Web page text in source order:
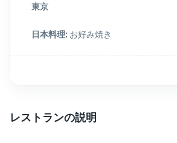
東京
日本料理: お好み焼き
レストランの説明